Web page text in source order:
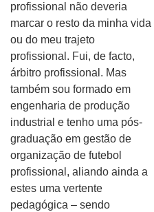
profissional não deveria
marcar o resto da minha vida
ou do meu trajeto
profissional. Fui, de facto,
árbitro profissional. Mas
também sou formado em
engenharia de produção
industrial e tenho uma pós-
graduação em gestão de
organização de futebol
profissional, aliando ainda a
estes uma vertente
pedagógica – sendo